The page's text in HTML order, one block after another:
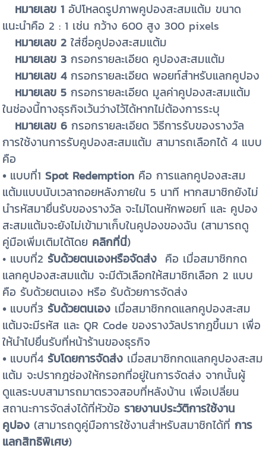
หมายเลข 1 อัปโหลดรูปภาพคูปองสะสมแต้ม ขนาด
แนะนำคือ 2 : 1 เช่น กว้าง 600 สูง 300 pixels
หมายเลข 2 ใส่ชื่อคูปองสะสมแต้ม
หมายเลข 3 กรอกรายละเอียด คูปองสะสมแต้ม
หมายเลข 4กรอกรายละเอียด พอยท์สำหรับแลกคูปอง
หมายเลข 5 กรอกรายละเอียด มูลค่าคูปองสะสมแต้ม
ในช่องนี้ทางธุรกิจเว้นว่างไว้ได้หากไม่ต้องการระบุ
หมายเลข 6 กรอกรายละเอียด วิธีการรับของรางวัล
การใช้งานการรับคูปองสะสมแต้ม สามารถเลือกได้ 4 แบบ
คือ
• แบบที่1 Spot Redemption คือ การแลกคูปองสะสม
แต้มแบบนับเวลาถอยหลังภายใน 5 นาที หากสมาชิกยังไม่
นำรหัสมายื่นรับของรางวัล จะไม่โดนหักพอยท์ และ คูปอง
สะสมแต้มจะยังไม่เข้ามาเก็บในคูปองของฉัน (สามารถดู
คู่มือเพิ่มเติมได้โดย คลิกที่นี่)
• แบบที่2 รับด้วยตนเองหรือจัดส่ง คือ เมื่อสมาชิกกด
แลกคูปองสะสมแต้ม จะมีตัวเลือกให้สมาชิกเลือก 2 แบบ
คือ รับด้วยตนเอง หรือ รับด้วยการจัดส่ง
• แบบที่3 รับด้วยตนเอง เมื่อสมาชิกกดแลกคูปองสะสม
แต้มจะมีรหัส และ QR Code ของรางวัลปรากฎขึ้นมา เพื่อ
ให้นำไปยื่นรับที่หน้าร้านของธุรกิจ
• แบบที่4 รับโดยการจัดส่ง เมื่อสมาชิกกดแลกคูปองสะสม
แต้ม จะปรากฎช่องให้กรอกที่อยู่ในการจัดส่ง จากนั้นผู้
ดูแลระบบสามารถมาตรวจสอบที่หลังบ้าน เพื่อเปลี่ยน
สถานะการจัดส่งได้ที่หัวข้อรายงานประวัติการใช้งาน
คูปอง (สามารถดูคู่มือการใช้งานสำหรับสมาชิกได้ที่การ
แลกสิทธิพิเศษ)